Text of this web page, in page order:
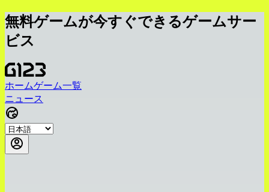
無料ゲームが今すぐできるゲームサー
ビス
ホームゲーム一覧
ニュース